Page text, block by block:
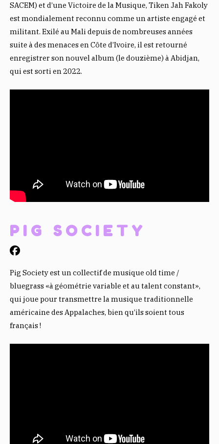
SACEM) et d’une Victoire de la Musique, Tiken Jah Fakoly
est mondialement reconnu comme un artiste engagé et
militant. Exilé au Mali depuis de nombreuses années
suite à des menaces en Côte d’Ivoire, il est retourné
enregistrer son nouvel album (le douzième) à Abidjan,
qui est sorti en 2022.
PIG SOCIETY
Pig Society est un collectif de musique old time /
bluegrass «à géométrie variable et au talent constant»,
qui joue pour transmettre la musique traditionnelle
américaine des Appalaches, bien qu’ils soient tous
français !